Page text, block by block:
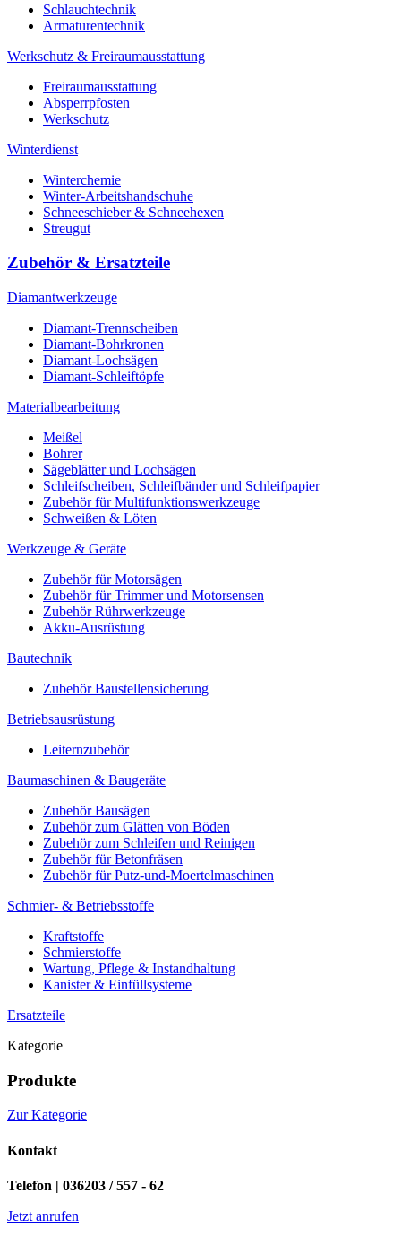
Schlauchtechnik
Armaturentechnik
Werkschutz & Freiraumausstattung
Freiraumausstattung
Absperrpfosten
Werkschutz
Winterdienst
Winterchemie
Winter-Arbeitshandschuhe
Schneeschieber & Schneehexen
Streugut
Zubehör & Ersatzteile
Diamantwerkzeuge
Diamant-Trennscheiben
Diamant-Bohrkronen
Diamant-Lochsägen
Diamant-Schleiftöpfe
Materialbearbeitung
Meißel
Bohrer
Sägeblätter und Lochsägen
Schleifscheiben, Schleifbänder und Schleifpapier
Zubehör für Multifunktionswerkzeuge
Schweißen & Löten
Werkzeuge & Geräte
Zubehör für Motorsägen
Zubehör für Trimmer und Motorsensen
Zubehör Rührwerkzeuge
Akku-Ausrüstung
Bautechnik
Zubehör Baustellensicherung
Betriebsausrüstung
Leiternzubehör
Baumaschinen & Baugeräte
Zubehör Bausägen
Zubehör zum Glätten von Böden
Zubehör zum Schleifen und Reinigen
Zubehör für Betonfräsen
Zubehör für Putz-und-Moertelmaschinen
Schmier- & Betriebsstoffe
Kraftstoffe
Schmierstoffe
Wartung, Pflege & Instandhaltung
Kanister & Einfüllsysteme
Ersatzteile
Kategorie
Produkte
Zur Kategorie
Kontakt
Telefon | 036203 / 557 - 62
Jetzt anrufen